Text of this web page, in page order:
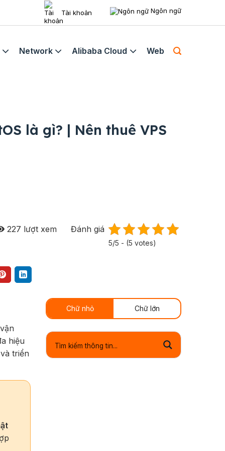
Tài khoản Ngôn ngữ
Network Alibaba Cloud Web
là gì? | Nên thuê VPS
227 lượt xem Đánh giá
5/5 - (5 votes)
hiệu
triển
Chữ nhỏ Chữ lớn